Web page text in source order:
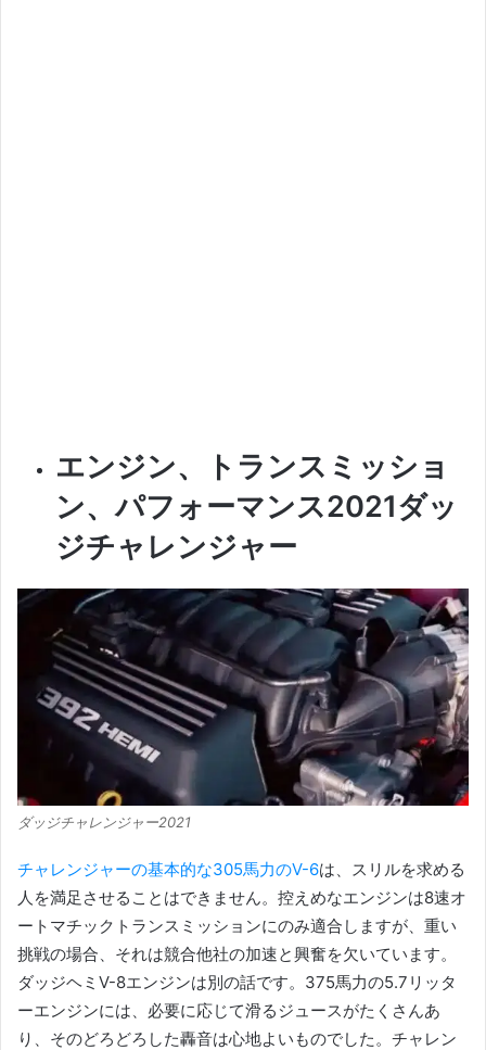
エンジン、トランスミッショ
ン、パフォーマンス2021ダッ
ジチャレンジャー
ダッジチャレンジャー2021
チャレンジャーの基本的な305馬力のV-6は、スリルを求める
人 を満足させることはできません。 控えめなエンジンは8速オ
ートマチックトランスミッションにのみ適合しますが、重い
挑戦の場合、それは競合他社の加速と興奮を欠いています。
ダッジヘミV-8エンジンは別の話です。 375馬力の5.7リッタ
ーエンジンには、必要に応じて滑るジュースがたくさんあ
り、そのどろどろした轟音は心地よいものでした。 チャレン